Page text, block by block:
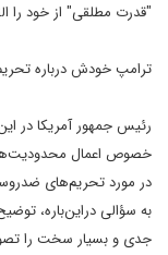
"قدرت مطلقی" از خود را
ترامپ خودش درباره
رئیس جمهور آمریکا در
خصوص اعمال
در مورد تحریم‌های
به سؤالی دراین‌باره،
جدی و بسیار سخت را